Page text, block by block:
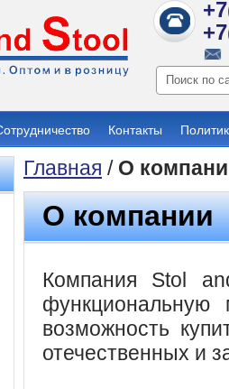
Контакты
Главная / О
О компании
Компания Stol
возможность
отечественных и